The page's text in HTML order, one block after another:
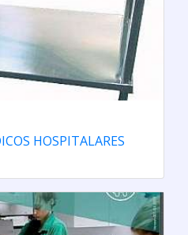
HOSPITALARES